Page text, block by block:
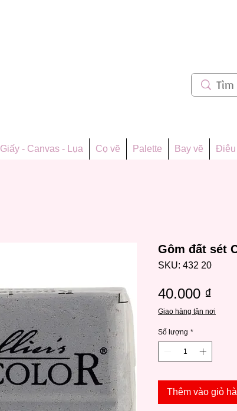
Giấy - Canvas - Lụa Cọ vẽ Palette Bay vẽ Điêu
Gôm đất sét
SKU: 432 20
40.000 ₫
Giao hàng tận nơi
Số lượng *
Thêm vào giỏ